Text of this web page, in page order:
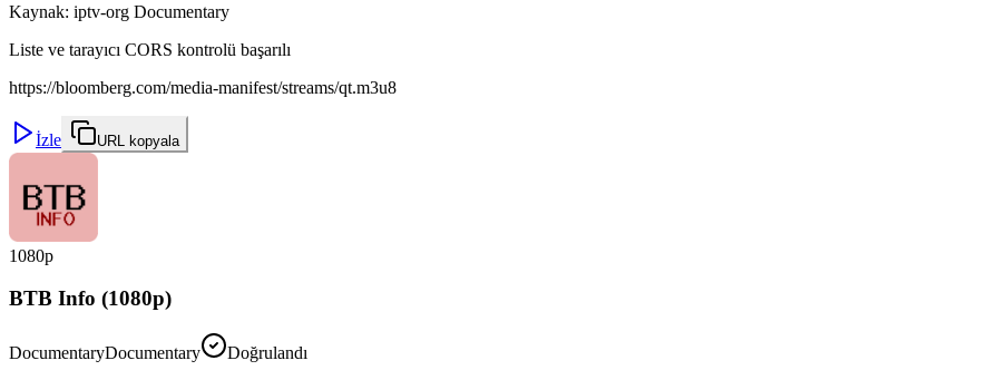
Kaynak: iptv-org Documentary
Liste ve tarayıcı CORS kontrolü başarılı
https://bloomberg.com/media-manifest/streams/qt.m3u8
İzle URL kopyala
1080p
BTB Info (1080p)
DocumentaryDocumentary
Doğrulandı